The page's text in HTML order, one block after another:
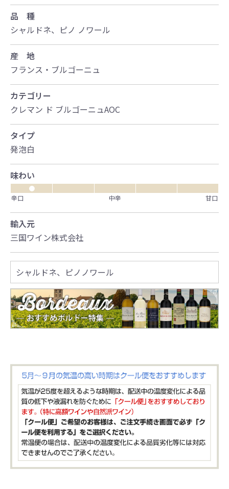
品 種
シャルドネ、ピノ ノワール
産 地
フランス・ブルゴーニュ
カテゴリー
クレマン ド ブルゴーニュAOC
タイプ
発泡白
味わい
●
辛口
中辛 甘口
輸入元
三国ワイン株式会社
シャルドネ、ピノノワール